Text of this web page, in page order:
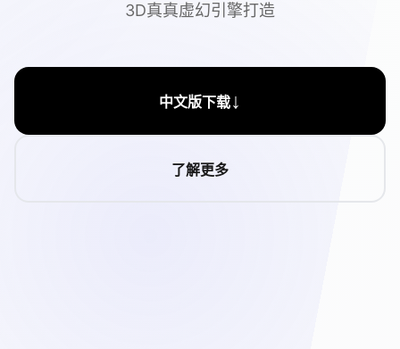
3D真真虚幻引擎打造
中文版下载↓
了解更多